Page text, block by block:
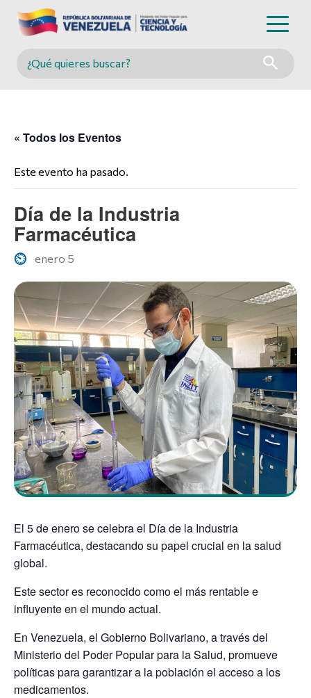
Buscar en MINCYT
« Todos los Eventos
Este evento ha pasado.
Día de la Industria
Farmacéutica
enero 5
El 5 de enero se celebra el Día de la Industria
Farmacéutica, destacando su papel crucial en la salud
global.
Este sector es reconocido como el más rentable e
influyente en el mundo actual.
En Venezuela, el Gobierno Bolivariano, a través del
Ministerio del Poder Popular para la Salud, promueve
políticas para garantizar a la población el acceso a los
medicamentos.